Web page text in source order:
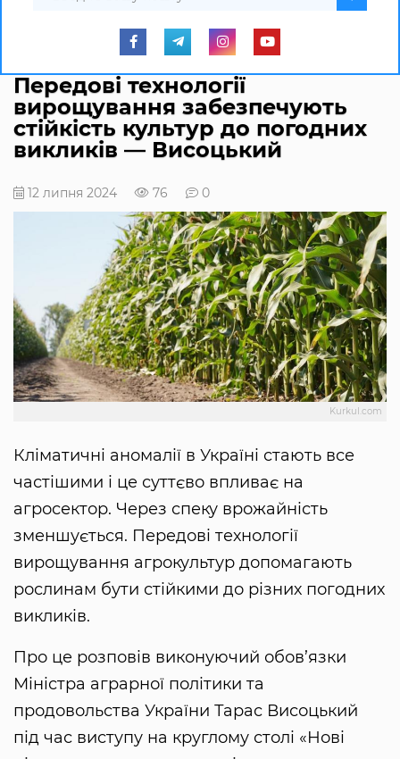
Передові технології
вирощування забезпечують
стійкість культур до погодних
викликів — Висоцький
12 липня 2024 76 0
Kurkul.com
Кліматичні аномалії в Україні стають все
частішими і це суттєво впливає на
агросектор. Через спеку врожайність
зменшується. Передові технології
вирощування агрокультур допомагають
рослинам бути стійкими до різних погодних
викликів.
Про це розповів виконуючий обов’язки
Міністра аграрної політики та
продовольства України Тарас Висоцький
під час виступу на круглому столі «Нові